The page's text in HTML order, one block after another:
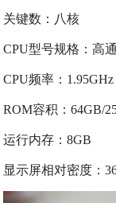
关键数：八核
CPU型号规格：高
CPU频率：1.95GHz
ROM容积：64GB/
运行内存：8GB
显示屏相对密度：